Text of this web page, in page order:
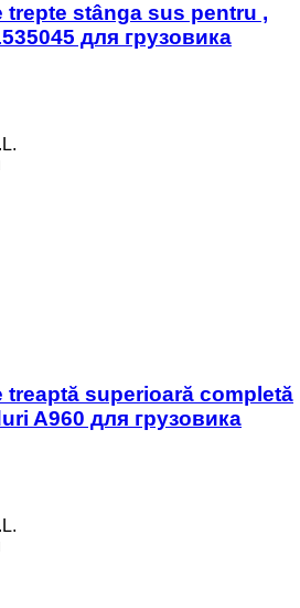
trepte stânga sus pentru ,
для грузовика
treaptă superioară completă
A960 для грузовика